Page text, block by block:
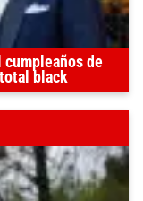
de
black